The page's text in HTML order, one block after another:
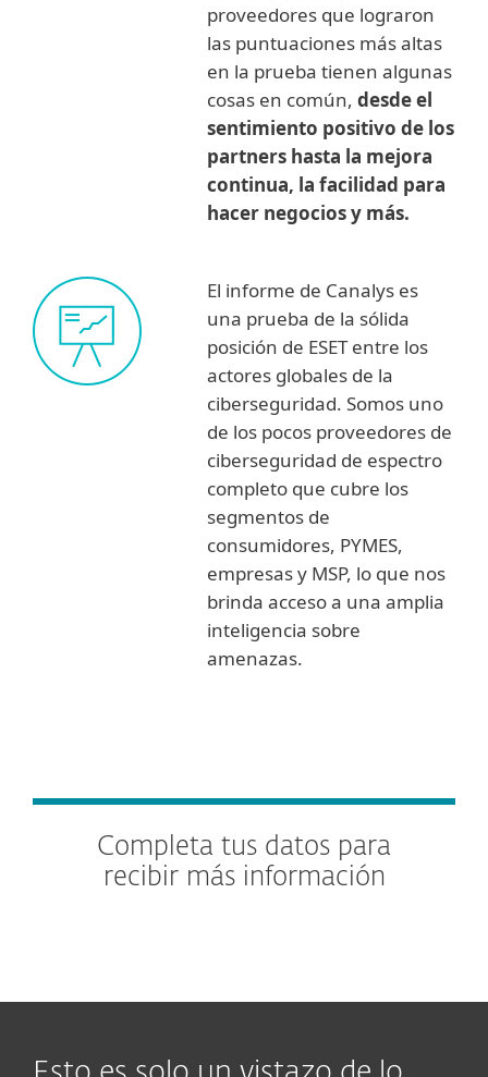
proveedores que lograron
las puntuaciones más altas
en la prueba tienen algunas
cosas en común, desde el
sentimiento positivo de los
partners hasta la mejora
continua, la facilidad para
hacer negocios y más.
El informe de Canalys es
una prueba de la sólida
posición de ESET entre los
actores globales de la
ciberseguridad. Somos uno
de los pocos proveedores de
ciberseguridad de espectro
completo que cubre los
segmentos de
consumidores, PYMES,
empresas y MSP, lo que nos
brinda acceso a una amplia
inteligencia sobre
amenazas.
Completa tus datos para
recibir más información